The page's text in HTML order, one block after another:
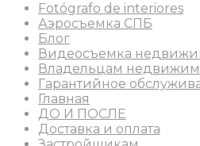
Fotógrafo de interiores
Аэросъемка СПБ
Блог
Видеосъемка
Владельцам
Гарантийное
Главная
ДО И ПОСЛЕ
Доставка и оплата